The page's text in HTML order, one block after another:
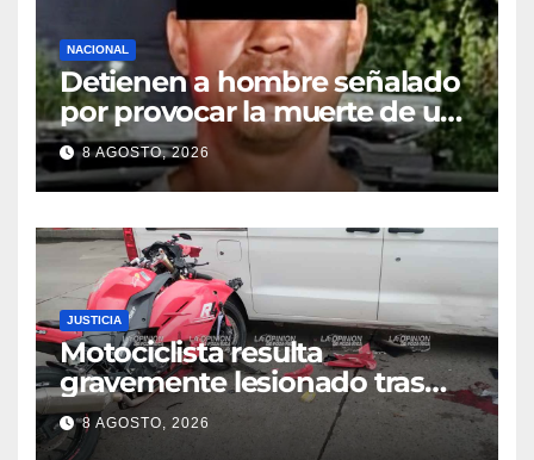
NACIONAL
Detienen a hombre señalado
por provocar la muerte de un
adulto mayor
8 AGOSTO, 2026
JUSTICIA
Motociclista resulta
gravemente lesionado tras
choque en la colonia Ricardo
Flores Magón
8 AGOSTO, 2026